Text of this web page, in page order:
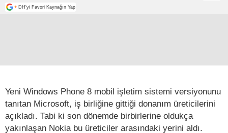
+ DH'yi Favori Kaynağın Yap
Yeni Windows Phone 8 mobil işletim sistemi versiyonunu
tanıtan Microsoft, iş birliğine gittiği donanım üreticilerini
açıkladı. Tabi ki son dönemde birbirlerine oldukça
yakınlaşan Nokia bu üreticiler arasındaki yerini aldı.